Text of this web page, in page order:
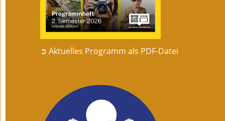
➲ Aktuelles Programm als PDF-Datei